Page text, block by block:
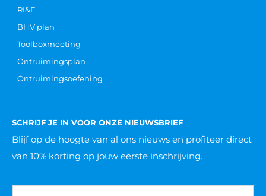
RI&E
BHV plan
Toolboxmeeting
Ontruimingsplan
Ontruimingsoefening
SCHRIJF JE IN VOOR ONZE NIEUWSBRIEF
Blijf op de hoogte van al ons nieuws en profiteer direct
van 10% korting op jouw eerste inschrijving.